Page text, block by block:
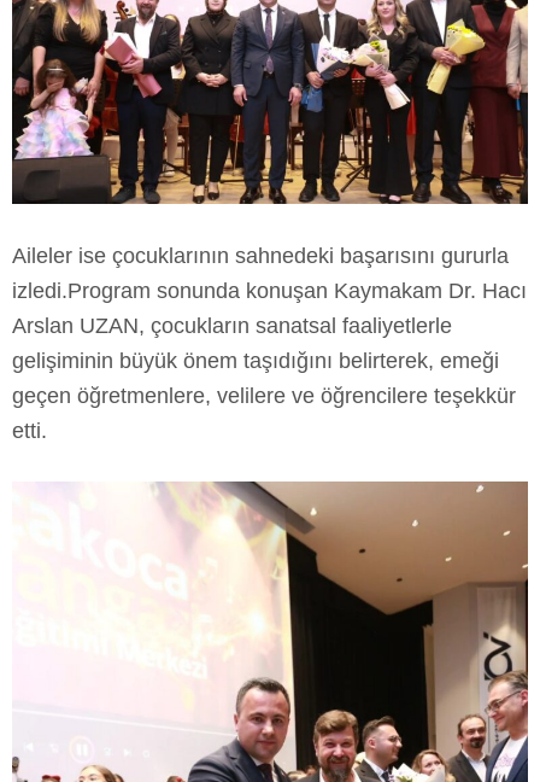
Aileler ise çocuklarının sahnedeki başarısını gururla
izledi.Program sonunda konuşan Kaymakam Dr. Hacı
Arslan UZAN, çocukların sanatsal faaliyetlerle
gelişiminin büyük önem taşıdığını belirterek, emeği
geçen öğretmenlere, velilere ve öğrencilere teşekkür
etti.